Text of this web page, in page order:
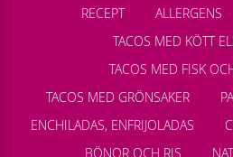
RECEPT
ALLERGENS
TACOS MED KÖTT
TACOS MED FISK
TACOS MED GRÖNSAKER
ENCHILADAS, ENFRIJOLADAS
BÖNOR OCH RIS